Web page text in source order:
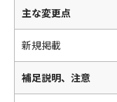
主な変更点
新規掲載
補足説明、注意